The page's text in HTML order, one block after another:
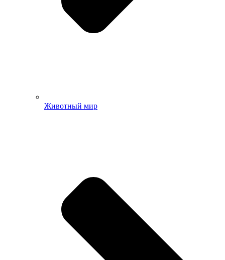
Животный мир